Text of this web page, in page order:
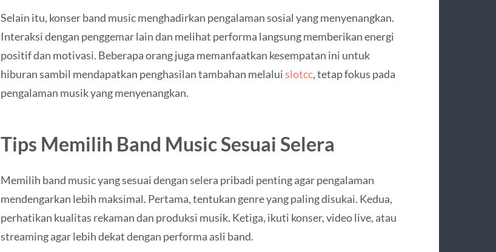
Selain itu, konser band music menghadirkan pengalaman sosial yang menyenangkan.
Interaksi dengan penggemar lain dan melihat performa langsung memberikan energi
positif dan motivasi. Beberapa orang juga memanfaatkan kesempatan ini untuk
hiburan sambil mendapatkan penghasilan tambahan melaluislotcc, tetap fokus pada
pengalaman musik yang menyenangkan.
Tips Memilih Band Music Sesuai Selera
Memilih band music yang sesuai dengan selera pribadi penting agar pengalaman
mendengarkan lebih maksimal. Pertama, tentukan genre yang paling disukai. Kedua,
perhatikan kualitas rekaman dan produksi musik. Ketiga, ikuti konser, video live, atau
streaming agar lebih dekat dengan performa asli band.